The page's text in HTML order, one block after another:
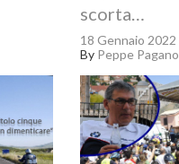
scorta…
18 Gennaio 2022
By Peppe Pagano